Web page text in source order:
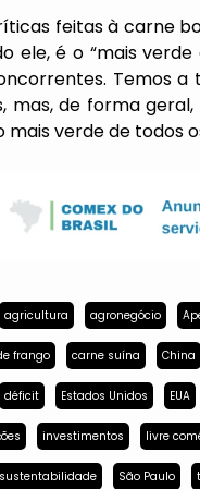
feitas à carne
ele, é o “mais
Temos
mas, de forma
verde de todos
agricultura agronegócio
frango carne suína China
déficit Estados Unidos EUA
investimentos livre
sustentabilidade São Paulo